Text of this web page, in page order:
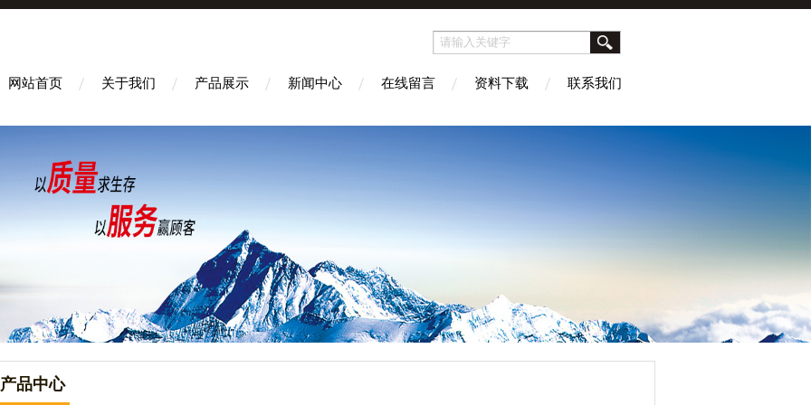
网站首页 关于我们 产品展示 新闻中心 在线留言 资料下载 联系我们
产品中心